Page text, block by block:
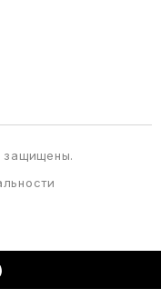
защищены.